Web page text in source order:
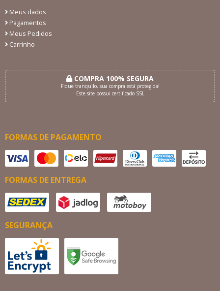
Meus dados
Pagamentos
Meus Pedidos
Carrinho
COMPRA 100% SEGURA
Fique tranquilo, sua compra está protegida!
Este site possui certificado SSL
FORMAS DE PAGAMENTO
FORMAS DE ENTREGA
SEGURANÇA